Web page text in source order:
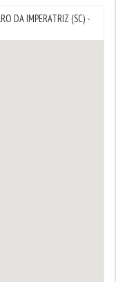
DA IMPERATRIZ (SC) -